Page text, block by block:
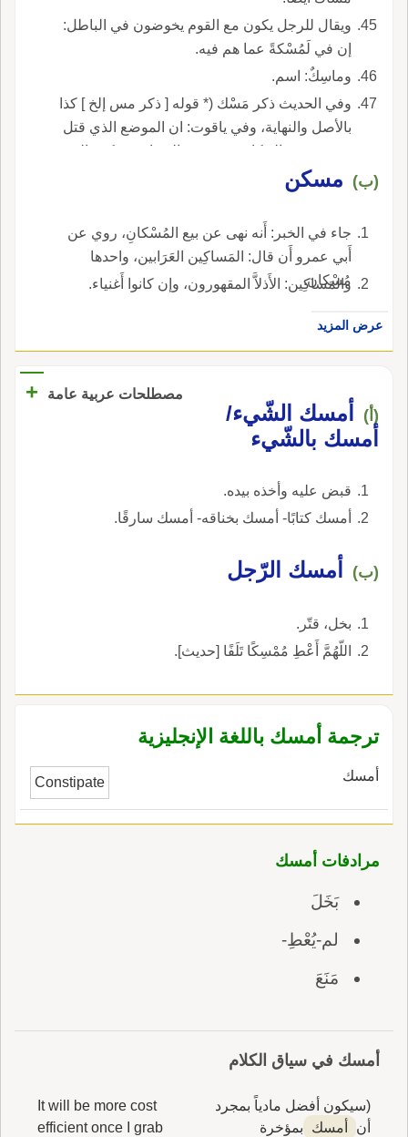
ويقال للرجل يكون مع القوم يخوضون في الباطل:
إن في لَمُسْكةً عما هم فيه.
وماسِكٌ: اسم.
وفي الحديث ذكر مَسْك (* قوله [ ذكر مس إلخ ] كذا
بالأصل والنهاية، وفي ياقوت: ان الموضع الذي قتل
به مصعب والذ كانت به وقعة الحجاج مسكن بالنون
آخره كمسجد وهو المناسب لقول الأص وكسر
الميم وكسر الكاف صُقْ بالعراق قتل فيه مُصْعَب
ابن الزبير، وموضع بدُجَيْل الأهْواز حيث كان وقعة
الحجاج وابن الأشعث.
(ب) مسكن
جاء في الخبر: أَنه نهى عن بيع المُسْكانِ، روي عن
أَبي عمرو أَن قال: المَساكِين العَرَابين، واحدها
مُسْكان.
والمَساكِين: الأَذلاَّ المقهورون، وإن كانوا أَغنياء.
عرض المزيد
مصطلحات عربية عامة +
(أ)
أمسك الشّيء/
أمسك بالشّيء
قبض عليه وأخذه بيده.
أمسك كتابًا- أمسك بخناقه- أمسك سارقًا.
(ب) أمسك الرّجل
بخل، قتّر.
اللّهُمَّ أَعْطِ مُمْسِكًا تَلَفًا [حديث].
ترجمة أمسك باللغة الإنجليزية
أمسك Constipate
مرادفات أمسك
بَخَلَ
لم-يُعْطِ-
مَنَعَ
أمسك في سياق الكلام
(سيكون أفضل مادياً بمجرد
أن
أمسك
بمؤخرة
It will be more cost
efficient once I grab